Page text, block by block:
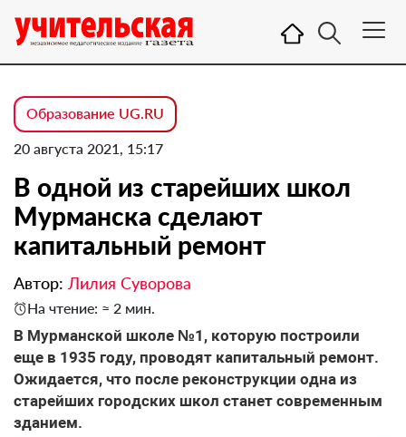
Образование UG.RU
20 августа 2021, 15:17
В одной из старейших школ
Мурманска сделают
капитальный ремонт
Автор: Лилия Суворова
На чтение: ≈ 2 мин.
В Мурманской школе №1, которую построили
еще в 1935 году, проводят капитальный ремонт.
Ожидается, что после реконструкции одна из
старейших городских школ станет современным
зданием.